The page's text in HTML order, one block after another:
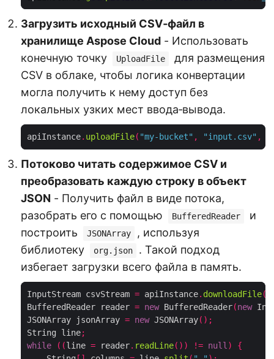
Загрузить исходный CSV‑файл в
хранилище Aspose Cloud - Использовать
конечную точку
UploadFile
для размещения
CSV в облаке, чтобы логика конвертации
могла получить к нему доступ без
локальных узких мест ввода‑вывода.
apiInstance. uploadFile( "my-bucket" , "input.csv" ,
Потоково читать содержимое CSV и
преобразовать каждую строку в объект
JSON - Получить файл в виде потока,
разобрать его с помощью
BufferedReader
и
построить
JSONArray
, используя
библиотеку
org.json
. Такой подход
избегает загрузки всего файла в память.
InputStream csvStream = apiInstance. downloadFile(
BufferedReader reader = new BufferedReader(new
JSONArray jsonArray = new JSONArray();
String line;
while
((line = reader. readLine()) != null )
{